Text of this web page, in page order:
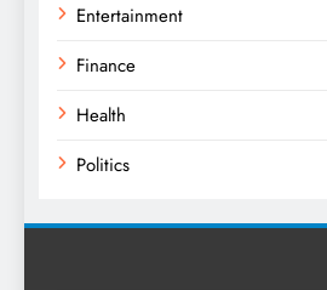
Entertainment
Finance
Health
Politics